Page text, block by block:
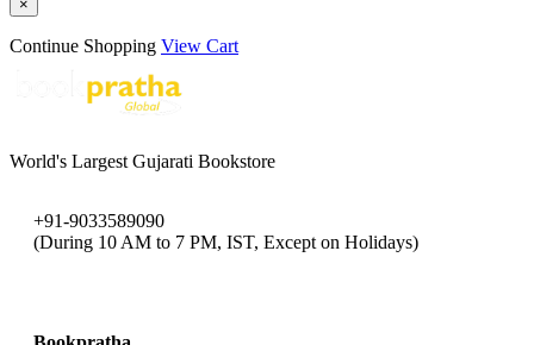
×
Continue Shopping View Cart
World's Largest Gujarati Bookstore
+91-9033589090
(During 10 AM to 7 PM, IST, Except on Holidays)